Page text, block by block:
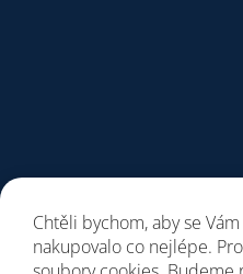
Chtěli bychom, aby se
nakupovalo co nejlépe.